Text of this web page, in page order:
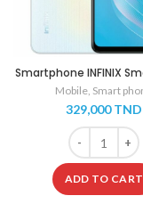
Smartphone INFINIX
64Go – Blanc –
Mobile, Smart
329,000TND
Smartphone
ADD TO CART